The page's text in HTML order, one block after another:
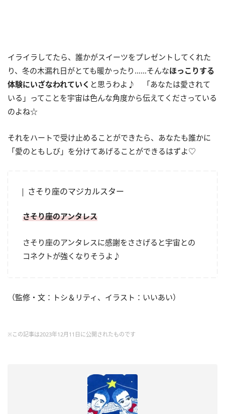
イライラしてたら、誰かがスイーツをプレゼントしてくれた
り、冬の木漏れ日がとても暖かったり……そんなほっこりする
体験にいざなわれていく と思うわよ♪ 「あなたは愛されて
いる」ってことを宇宙は色んな角度から伝えてくださっている
のよね☆
それをハートで受け止めることができたら、あなたも誰かに
「愛のともしび」を分けてあげることができるはずよ♡
さそり座のマジカルスター
さそり座のアンタレス
さそり座のアンタレスに感謝をささげると宇宙との
コネクトが強くなりそうよ♪
（監修・文：トシ＆リティ、イラスト：いいあい）
※この記事は2023年12月11日に公開されたものです